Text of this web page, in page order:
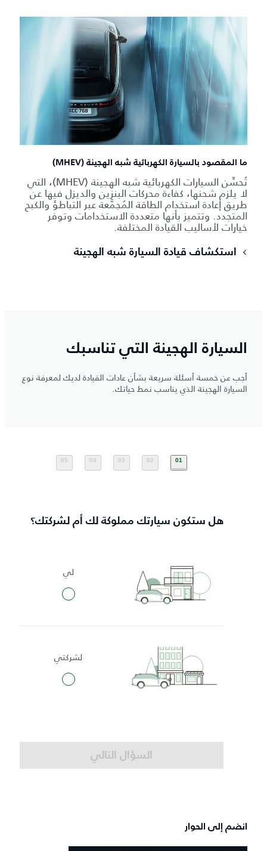
ما المقصود بالسيارة الكهربائية شبه الهجينة (MHEV)
تُحسِّن السيارات الكهربائية شبه الهجينة (MHEV)، التي
لا يلزم شحنها، كفاءة محركات البنزين والديزل فيها عن
طريق إعادة استخدام الطاقة المُجمَّعة عبر التباطؤ والكبح
المتجدد. وتتميز بأنها متعددة الاستخدامات وتوفر
خيارات لأساليب القيادة المختلفة.
استكشاف قيادة السيارة شبه الهجينة
السيارة الهجينة التي تناسبك
أجب عن خمسة أسئلة سريعة بشأن عادات القيادة لديك لمعرفة نوع
السيارة الهجينة الذي يناسب نمط حياتك.
01
02
03
04
05
هل ستكون سيارتك مملوكة لك أم لشركتك؟
لي
لشركتي
السؤال التالي
انضم إلى الحوار